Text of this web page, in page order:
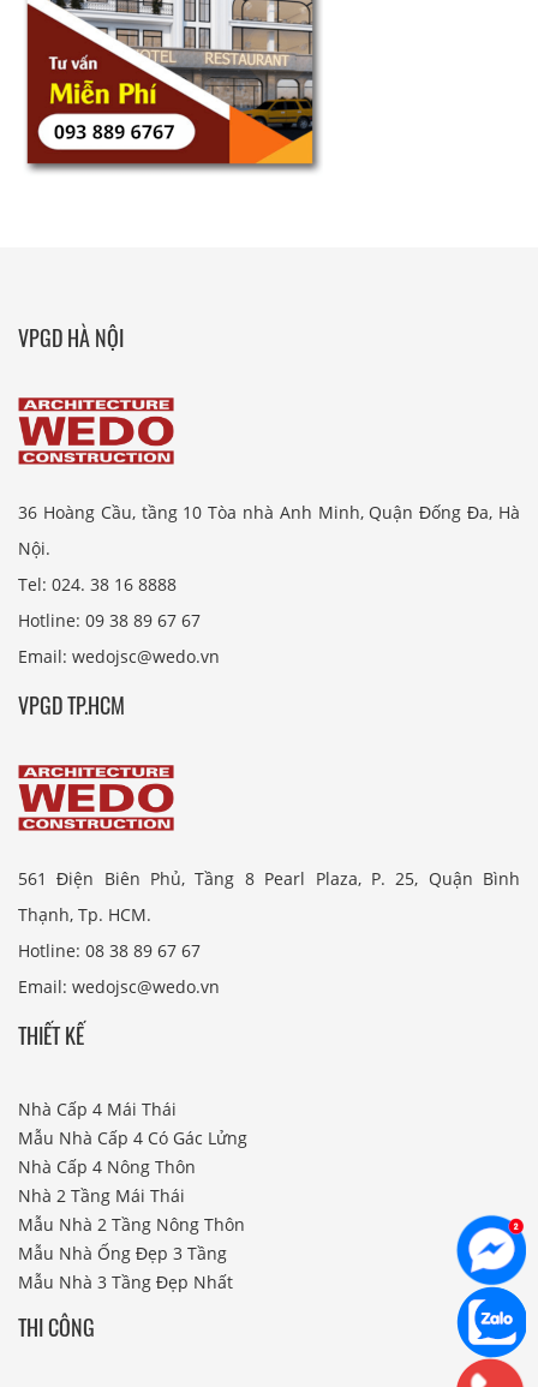
VPGD HÀ NỘI
36 Hoàng Cầu, tầng 10 Tòa nhà Anh Minh, Quận Đống Đa, Hà
Nội.
Tel: 024. 38 16 8888
Hotline: 09 38 89 67 67
Email: wedojsc@wedo.vn
VPGD TP.HCM
561 Điện Biên Phủ, Tầng 8 Pearl Plaza, P. 25, Quận Bình
Thạnh, Tp. HCM.
Hotline: 08 38 89 67 67
Email: wedojsc@wedo.vn
THIẾT KẾ
Nhà Cấp 4 Mái Thái
Mẫu Nhà Cấp 4 Có Gác Lửng
Nhà Cấp 4 Nông Thôn
Nhà 2 Tầng Mái Thái
Mẫu Nhà 2 Tầng Nông Thôn
Mẫu Nhà Ống Đẹp 3 Tầng
Mẫu Nhà 3 Tầng Đẹp Nhất
THI CÔNG